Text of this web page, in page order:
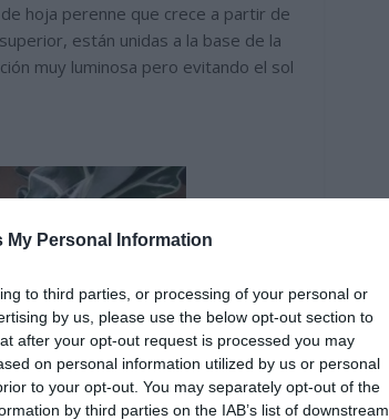
My Personal Information
to third parties, or processing of your personal or
by us, please use the below opt-out section to
after your opt-out request is processed you may
on personal information utilized by us or personal
to your opt-out. You may separately opt-out of the
by third parties on the IAB’s list of downstream
hoja perenne que crece a partir de
están unidas a la base de la
muy luminosa pero evitando el sol